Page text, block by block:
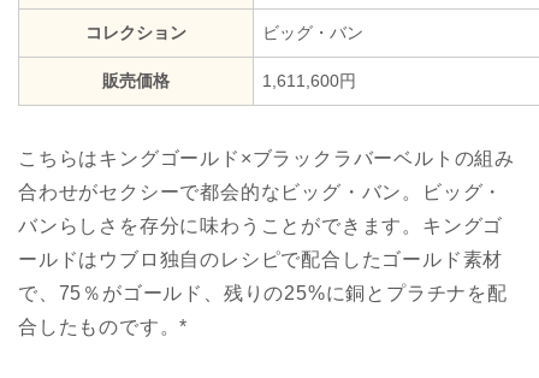
コレクション ビッグ・バン
販売価格 1,611,600円
こちらはキングゴールド×ブラックラバーベルトの組み
合わせがセクシーで都会的なビッグ・バン。ビッグ・
バンらしさを存分に味わうことができます。キングゴ
ールドはウブロ独自のレシピで配合したゴールド素材
で、75％がゴールド、残りの25%に銅とプラチナを配
合したものです。*